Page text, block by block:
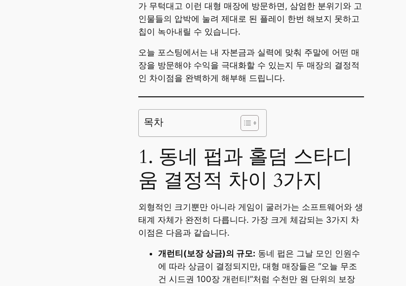
가 무턱대고 이런 대형 매장에 방문하면, 삼엄한 분위기와 고
인물들의 압박에 눌려 제대로 된 플레이 한번 해보지 못하고
칩이 녹아내릴 수 있습니다.
오늘 포스팅에서는 내 자본금과 실력에 맞춰 주말에 어떤 매
장을 방문해야 수익을 극대화할 수 있는지 두 매장의 결정적
인 차이점을 완벽하게 해부해 드립니다.
목차
1. 동네 펍과 홀덤 스타디
움 결정적 차이 3가지
외형적인 크기뿐만 아니라 게임이 굴러가는 소프트웨어와 생
태계 자체가 완전히 다릅니다. 가장 크게 체감되는 3가지 차
이점은 다음과 같습니다.
개런티(보장 상금)의 규모: 동네 펍은 그날 모인 인원수
에 따라 상금이 결정되지만, 대형 매장들은 “오늘 무조
건 시드권 100장 개런티!”처럼 수천만 원 단위의 보장